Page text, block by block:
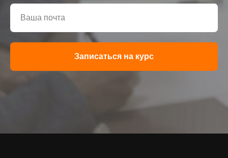
Записаться на курс